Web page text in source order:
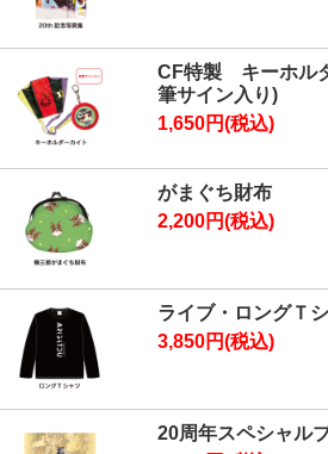
CF特製 キーホル
筆サイン入り)
1,650円(税込)
がまぐち財布
2,200円(税込)
ライブ・ロングＴ
3,850円(税込)
20周年スペシャル